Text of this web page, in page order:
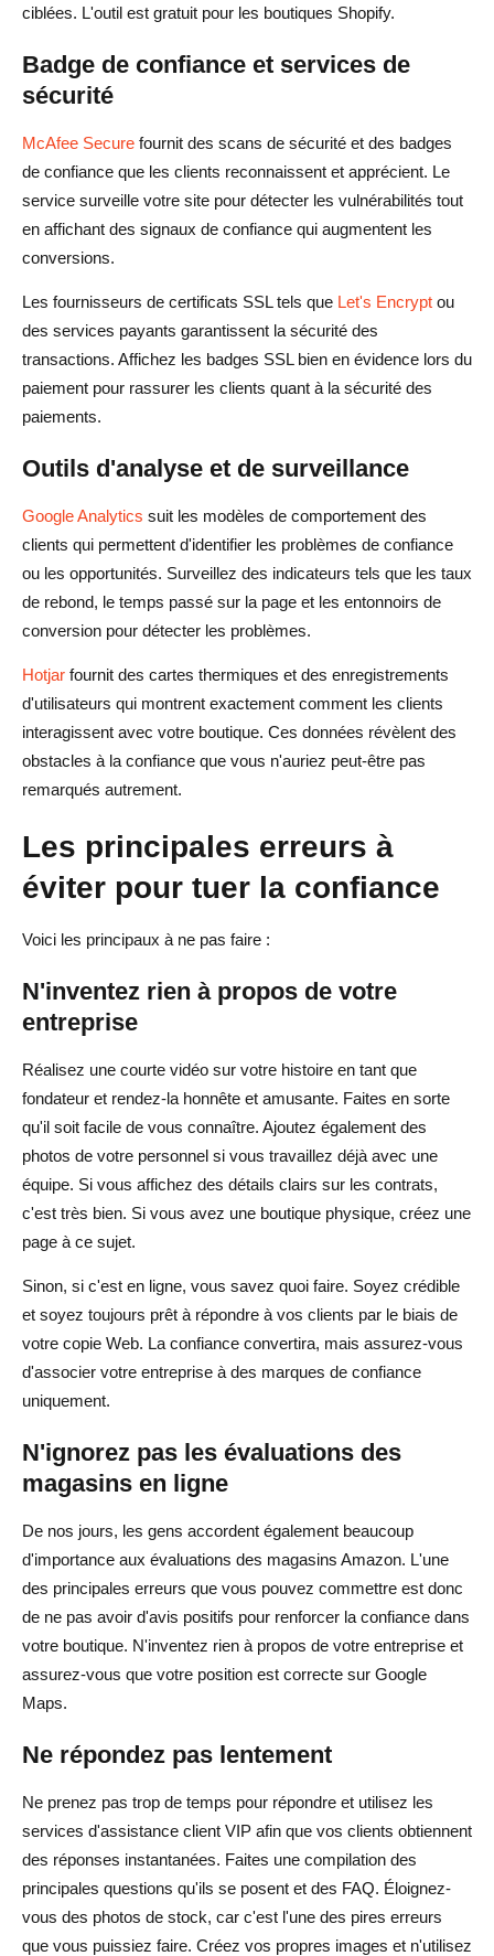
ciblées. L'outil est gratuit pour les boutiques Shopify.
Badge de confiance et services de
sécurité
McAfee Secure fournit des scans de sécurité et des badges
de confiance que les clients reconnaissent et apprécient. Le
service surveille votre site pour détecter les vulnérabilités tout
en affichant des signaux de confiance qui augmentent les
conversions.
Les fournisseurs de certificats SSL tels que Let's Encrypt ou
des services payants garantissent la sécurité des
transactions. Affichez les badges SSL bien en évidence lors du
paiement pour rassurer les clients quant à la sécurité des
paiements.
Outils d'analyse et de surveillance
Google Analytics suit les modèles de comportement des
clients qui permettent d'identifier les problèmes de confiance
ou les opportunités. Surveillez des indicateurs tels que les taux
de rebond, le temps passé sur la page et les entonnoirs de
conversion pour détecter les problèmes.
Hotjar fournit des cartes thermiques et des enregistrements
d'utilisateurs qui montrent exactement comment les clients
interagissent avec votre boutique. Ces données révèlent des
obstacles à la confiance que vous n'auriez peut-être pas
remarqués autrement.
Les principales erreurs à
éviter pour tuer la confiance
Voici les principaux à ne pas faire :
N'inventez rien à propos de votre
entreprise
Réalisez une courte vidéo sur votre histoire en tant que
fondateur et rendez-la honnête et amusante. Faites en sorte
qu'il soit facile de vous connaître. Ajoutez également des
photos de votre personnel si vous travaillez déjà avec une
équipe. Si vous affichez des détails clairs sur les contrats,
c'est très bien. Si vous avez une boutique physique, créez une
page à ce sujet.
Sinon, si c'est en ligne, vous savez quoi faire. Soyez crédible
et soyez toujours prêt à répondre à vos clients par le biais de
votre copie Web. La confiance convertira, mais assurez-vous
d'associer votre entreprise à des marques de confiance
uniquement.
N'ignorez pas les évaluations des
magasins en ligne
De nos jours, les gens accordent également beaucoup
d'importance aux évaluations des magasins Amazon. L'une
des principales erreurs que vous pouvez commettre est donc
de ne pas avoir d'avis positifs pour renforcer la confiance dans
votre boutique. N'inventez rien à propos de votre entreprise et
assurez-vous que votre position est correcte sur Google
Maps.
Ne répondez pas lentement
Ne prenez pas trop de temps pour répondre et utilisez les
services d'assistance client VIP afin que vos clients obtiennent
des réponses instantanées. Faites une compilation des
principales questions qu'ils se posent et des FAQ. Éloignez-
vous des photos de stock, car c'est l'une des pires erreurs
que vous puissiez faire. Créez vos propres images et n'utilisez